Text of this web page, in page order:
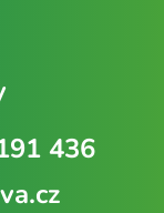
436